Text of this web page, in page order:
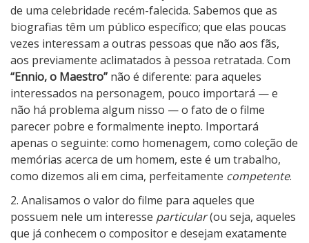
de uma celebridade recém-falecida. Sabemos que as
biografias têm um público específico; que elas poucas
vezes interessam a outras pessoas que não aos fãs,
aos previamente aclimatados à pessoa retratada. Com
“Ennio, o Maestro” não é diferente: para aqueles
interessados na personagem, pouco importará — e
não há problema algum nisso — o fato de o filme
parecer pobre e formalmente inepto. Importará
apenas o seguinte: como homenagem, como coleção de
memórias acerca de um homem, este é um trabalho,
como dizemos ali em cima, perfeitamente competente.
2. Analisamos o valor do filme para aqueles que
possuem nele um interesse particular(ou seja, aqueles
que já conhecem o compositor e desejam exatamente